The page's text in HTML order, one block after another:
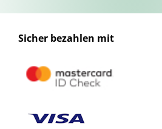
Sicher bezahlen mit